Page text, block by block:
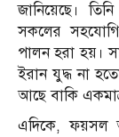
জানিয়েছে।
সকলের
পালন হরা হয়।
ইরান যুদ্ধ না
আছে বাকি
এদিকে, ফয়সল